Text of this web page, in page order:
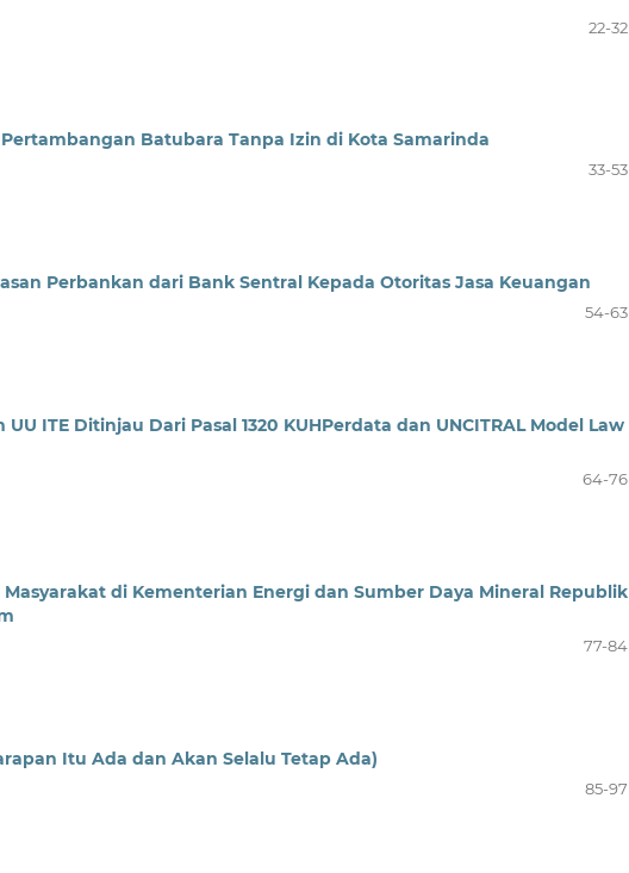
22-32
Batubara Tanpa Izin di Kota Samarinda
33-53
Perbankan dari Bank Sentral Kepada Otoritas Jasa Keuangan
54-63
ITE Ditinjau Dari Pasal 1320 KUHPerdata dan UNCITRAL Model Law
64-76
di Kementerian Energi dan Sumber Daya Mineral Republik
77-84
Itu Ada dan Akan Selalu Tetap Ada)
85-97